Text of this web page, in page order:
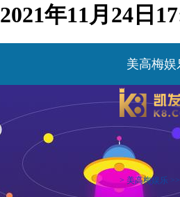
2021年11月24日
美高梅娱
> 美高梅娱乐 >>